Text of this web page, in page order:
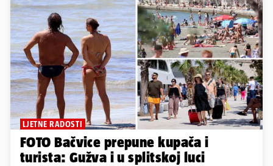
LJETNE RADOSTI
FOTO Bačvice prepune kupača i
turista: Gužva i u splitskoj luci